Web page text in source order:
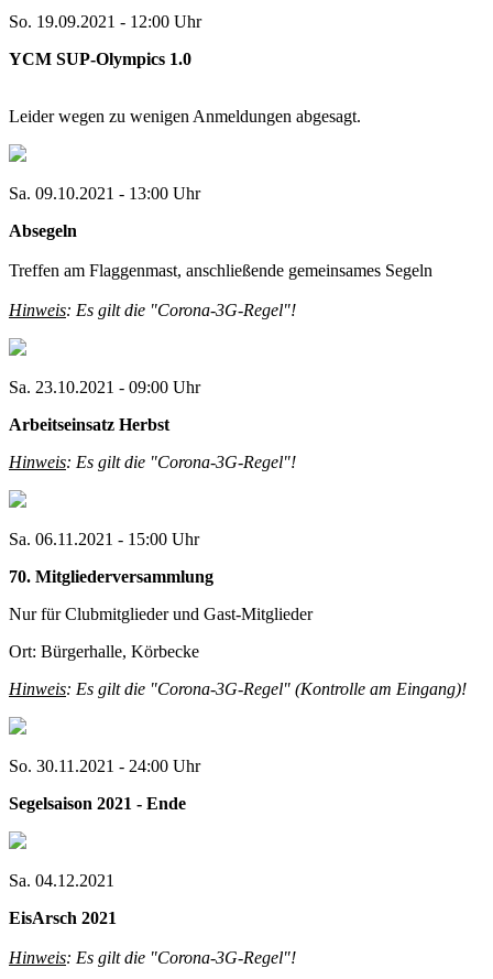
So. 19.09.2021 - 12:00 Uhr
YCM SUP-Olympics 1.0
Leider wegen zu wenigen Anmeldungen abgesagt.
Sa. 09.10.2021 - 13:00 Uhr
Absegeln
Treffen am Flaggenmast, anschließende gemeinsames Segeln
Hinweis: Es gilt die "Corona-3G-Regel"!
Sa. 23.10.2021 - 09:00 Uhr
Arbeitseinsatz Herbst
Hinweis: Es gilt die "Corona-3G-Regel"!
Sa. 06.11.2021 - 15:00 Uhr
70. Mitgliederversammlung
Nur für Clubmitglieder und Gast-Mitglieder
Ort: Bürgerhalle, Körbecke
Hinweis: Es gilt die "Corona-3G-Regel" (Kontrolle am Eingang)!
So. 30.11.2021 - 24:00 Uhr
Segelsaison 2021 - Ende
Sa. 04.12.2021
EisArsch 2021
Hinweis: Es gilt die "Corona-3G-Regel"!